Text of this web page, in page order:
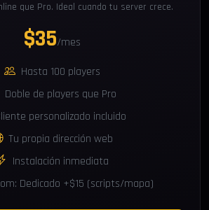
que Pro. Ideal cuando tu server crece.
$35/mes
Hasta 100 players
Doble de players que Pro
personalizado incluido
Tu propia dirección web
Instalación inmediata
Dedicado +$15 (scripts/mapa)